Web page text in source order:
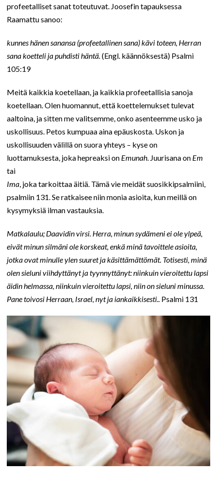
profeetalliset sanat toteutuvat. Joosefin tapauksessa
Raamattu sanoo:
kunnes hänen sanansa (profeetallinen sana) kävi toteen, Herran
sana koetteli ja puhdisti häntä. (Engl. käännöksestä) Psalmi
105:19
Meitä kaikkia koetellaan, ja kaikkia profeetallisia sanoja
koetellaan. Olen huomannut, että koettelemukset tulevat
aaltoina, ja sitten me valitsemme, onko asenteemme usko ja
uskollisuus. Petos kumpuaa aina epäuskosta. Uskon ja
uskollisuuden välillä on suora yhteys – kyse on
luottamuksesta, joka hepreaksi on Emunah . Juurisana on Em
tai
Ima , joka tarkoittaa äitiä. Tämä vie meidät suosikkipsalmiini,
psalmiin 131. Se ratkaisee niin monia asioita, kun meillä on
kysymyksiä ilman vastauksia.
Matkalaulu; Daavidin virsi. Herra, minun sydämeni ei ole ylpeä,
eivät minun silmäni ole korskeat, enkä minä tavoittele asioita,
jotka ovat minulle ylen suuret ja käsittämättömät. Totisesti, minä
olen sieluni viihdyttänyt ja tyynnyttänyt: niinkuin vieroitettu lapsi
äidin helmassa, niinkuin vieroitettu lapsi, niin on sieluni minussa.
Pane toivosi Herraan, Israel, nyt ja iankaikkisesti.. Psalmi 131